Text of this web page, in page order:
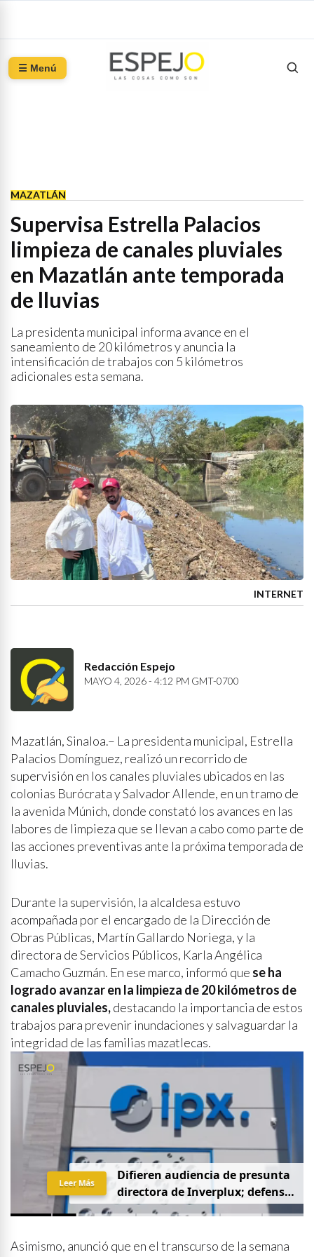
☰ Menú
MAZATLÁN
Supervisa Estrella Palacios
limpieza de canales pluviales
en Mazatlán ante temporada
de lluvias
La presidenta municipal informa avance en el
saneamiento de 20 kilómetros y anuncia la
intensificación de trabajos con 5 kilómetros
adicionales esta semana.
INTERNET
Redacción Espejo
MAYO 4, 2026 - 4:12 PM GMT-0700
Mazatlán, Sinaloa.– La presidenta municipal, Estrella
Palacios Domínguez, realizó un recorrido de
supervisión en los canales pluviales ubicados en las
colonias Burócrata y Salvador Allende, en un tramo de
la avenida Múnich, donde constató los avances en las
labores de limpieza que se llevan a cabo como parte de
las acciones preventivas ante la próxima temporada de
lluvias.
Durante la supervisión, la alcaldesa estuvo
acompañada por el encargado de la Dirección de
Obras Públicas, Martín Gallardo Noriega, y la
directora de Servicios Públicos, Karla Angélica
Camacho Guzmán. En ese marco, informó que se ha
logrado avanzar en la limpieza de 20 kilómetros de
canales pluviales,destacando la importancia de estos
trabajos para prevenir inundaciones y salvaguardar la
integridad de las familias mazatlecas.
Difieren audiencia de presunta
directora deInverplux; defensa
pidequeseaprivadaysin
Leer Más
Asimismo, anunció que en el transcurso de la semana